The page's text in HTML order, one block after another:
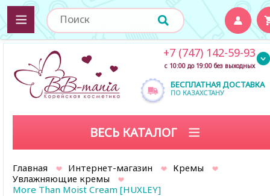
БЕСПЛАТНАЯ ДОСТАВКА
ПО КАЗАХСТАНУ
+7 (747) 142-59-93
с 10:00 до 19:00 без выходных
ВЕСЬ КАТАЛОГ
Главная Интернет-магазин
Кремы
Увлажняющие кремы
More Than Moist Cream [HUXLEY]